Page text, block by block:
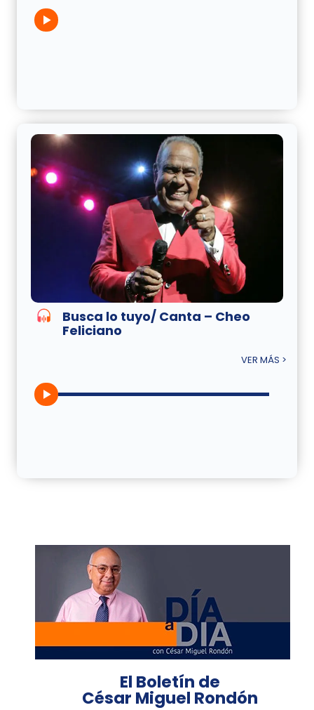
Busca lo tuyo/ Canta – Cheo
Feliciano
VER MÁS >
El Boletín de
César Miguel Rondón